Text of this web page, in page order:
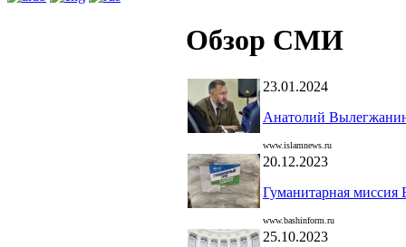
Обзор СМИ
23.01.2024
Анатолий
www.islamnews.ru
20.12.2023
Гуманитарная миссия
www.bashinform.ru
25.10.2023